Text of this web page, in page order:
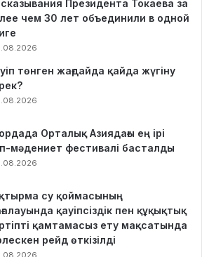
Президента Токаева за
чем 30 лет объединили в одной
төнген жағдайда қайда жүгіну
Орталық Азиядағы ең ірі
мәдениет фестивалі басталды
су қоймасының
қауіпсіздік пен құқықтық
қамтамасыз ету мақсатында
рейд өткізілді